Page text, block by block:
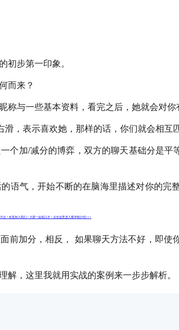
步第一印象。
而来？
与一些基本资料，看完之后，她就会对你
，表示喜欢她，那样的话，你们就会相互
个加/减分的博弈，双方的聊天基础分是
语气，开始不断的在脑海里描述对你的
法！欢迎加入我们！大家一起练口才！点击这里进入看详细介绍>>>
前加分，相反， 如果聊天方法不好，即使
，这里我就用实战的案例来一步步解析。